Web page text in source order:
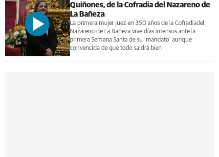
Quiñones, de la Cofradía del Nazareno de
La Bañeza
La primera mujer juez en 350 años de la Cofradíadel
Nazareno de La Bañeza vive días intensos ante la
primera Semana Santa de su ‘mandato’ aunque
convencida de que todo saldrá bien